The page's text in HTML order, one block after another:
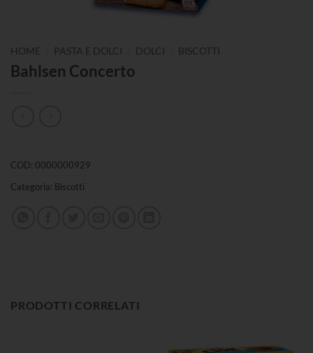
HOME PASTA E DOLCI DOLCI BISCOTTI
Bahlsen Concerto
COD: 0000000929
Categoria: Biscotti
PRODOTTI CORRELATI